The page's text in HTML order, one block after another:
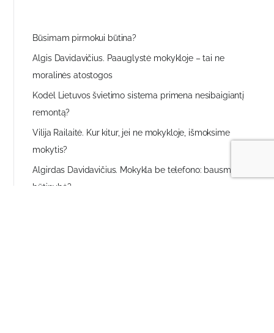
Būsimam pirmokui būtina?
Algis Davidavičius. Paauglystė mokykloje – tai ne
moralinės atostogos
Kodėl Lietuvos švietimo sistema primena nesibaigiantį
remontą?
Vilija Railaitė. Kur kitur, jei ne mokykloje, išmoksime
mokytis?
Algirdas Davidavičius. Mokykla be telefono: bausmė ar
būtinybė?